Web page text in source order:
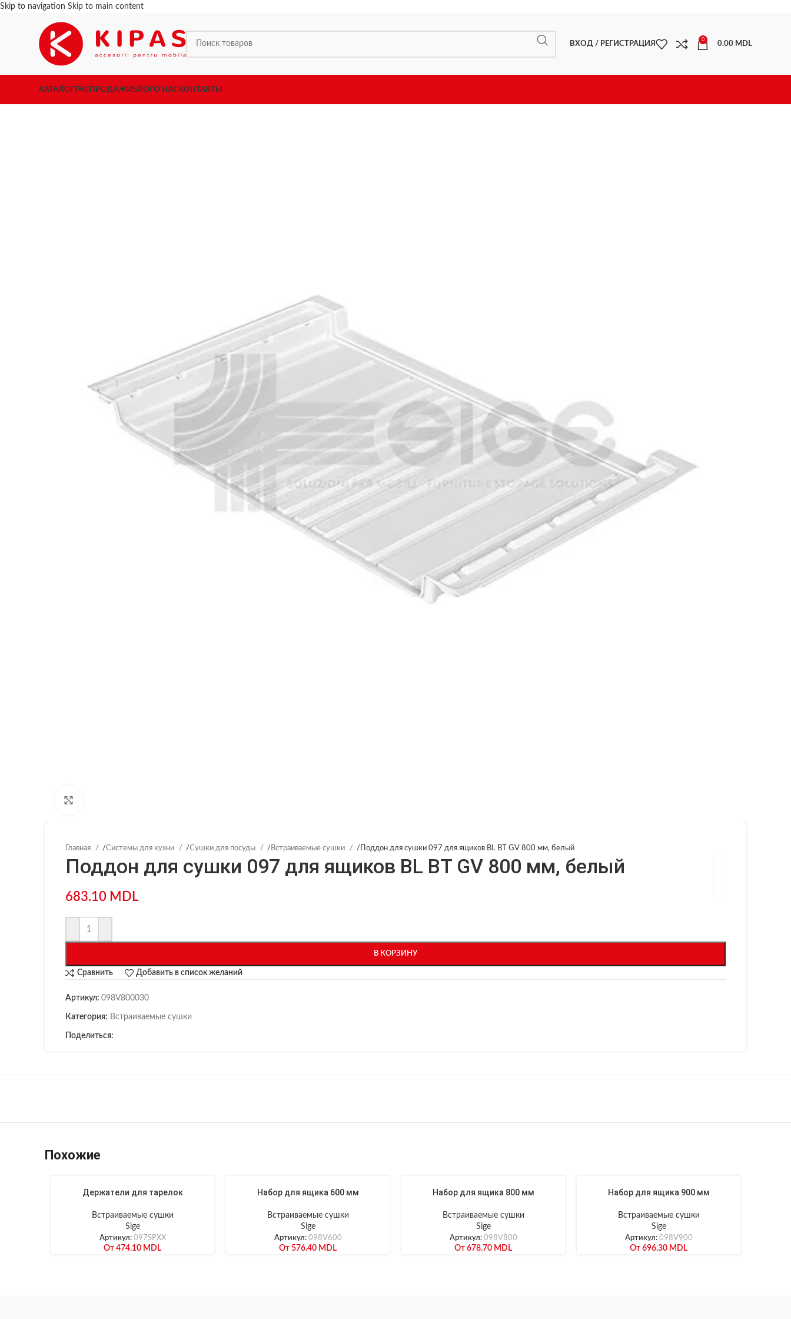
Skip to navigation Skip to main content
ВХОД / РЕГИСТРАЦИЯ
0
0.00 MDL
КАТАЛОГРАСПРОДАЖИ БЛОГО НАСКОНТАКТЫ
Главная /Системы для кухни /Сушки для посуды / Встраиваемые сушки / Поддон для сушки 097 для ящиков BL BT GV 800 мм, белый
Поддон для сушки 097 для ящиков BL BT GV 800 мм, белый
683.10 MDL
В КОРЗИНУ
Сравнить Добавить в список желаний
Артикул: 098V800030
Категория: Встраиваемые сушки
Поделиться:
Похожие
Держатели для тарелок
Встраиваемые сушки
Sige
Артикул: 097SPXX
От 474.10 MDL
Набор для ящика 600 мм
Встраиваемые сушки
Sige
Артикул: 098V600
От 576.40 MDL
Набор для ящика 800 мм
Встраиваемые сушки
Sige
Артикул: 098V800
От 678.70 MDL
Набор для ящика 900 мм
Встраиваемые сушки
Sige
Артикул: 098V900
От 696.30 MDL